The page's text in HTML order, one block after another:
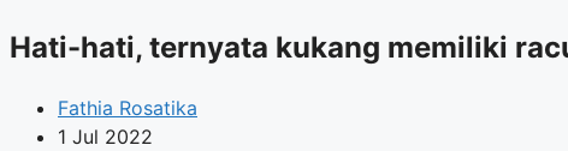
Hati-hati, ternyata kukang memiliki
Fathia Rosatika
1 Jul 2022